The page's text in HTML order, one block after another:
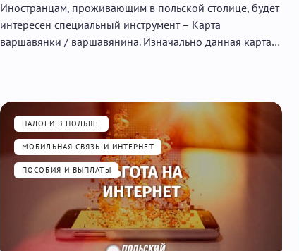
Иностранцам, проживающим в польской столице, будет
интересен специальный инструмент – Карта
варшавянки / варшавянина. Изначально данная карта…
НАЛОГИ В ПОЛЬШЕ
МОБИЛЬНАЯ СВЯЗЬ И ИНТЕРНЕТ
ПОСОБИЯ И ВЫПЛАТЫ